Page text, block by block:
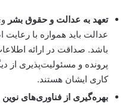
تعهد به عدالت و حقوق بشر
عدالت باید همواره با
باشد. صداقت در ارائه
پرونده و مسئولیت‌پذیری از
کاری ایشان هستند.
بهره‌گیری از فناوری‌های نوین